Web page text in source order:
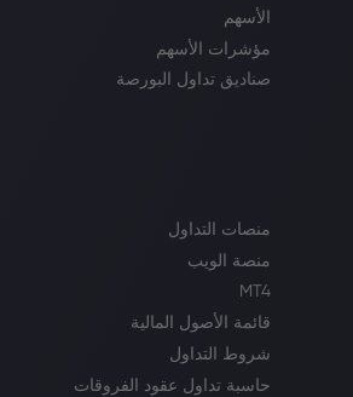
الأسهم
مؤشرات الأسهم
صناديق تداول البورصة
منصات التداول
منصة الويب
MT4
قائمة الأصول المالية
شروط التداول
حاسبة تداول عقود الفروقات